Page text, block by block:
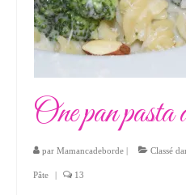
One pan
par Mamancadeborde | Classé
Pâte | 13